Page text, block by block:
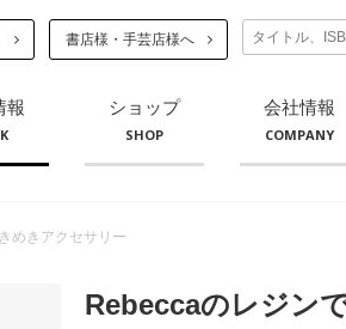
書店様・手芸店様へ
報 ショップ
SHOP
会社情報
COMPANY
めきアクセサリー
Rebeccaのレジン